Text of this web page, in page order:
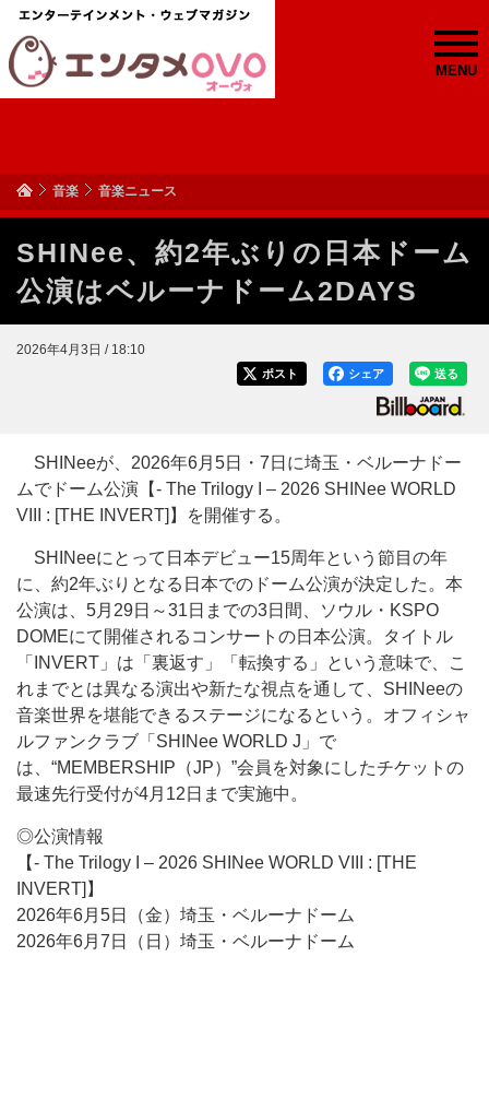
MENU
音楽 音楽ニュース
SHINee、約2年ぶりの日本ドーム
公演はベルーナドーム2DAYS
2026年4月3日 / 18:10
送る
シェア
ポスト
SHINeeが、2026年6月5日・7日に埼玉・ベルーナドー
ムでドーム公演【- The Trilogy I – 2026 SHINee WORLD
VIII : [THE INVERT]】を開催する。
SHINeeにとって日本デビュー15周年という節目の年
に、約2年ぶりとなる日本でのドーム公演が決定した。本
公演は、5月29日～31日までの3日間、ソウル・KSPO
DOMEにて開催されるコンサートの日本公演。タイトル
「INVERT」は「裏返す」「転換する」という意味で、こ
れまでとは異なる演出や新たな視点を通して、SHINeeの
音楽世界を堪能できるステージになるという。オフィシャ
ルファンクラブ「SHINee WORLD J」で
は、“MEMBERSHIP（JP）”会員を対象にしたチケットの
最速先行受付が4月12日まで実施中。
◎公演情報
【- The Trilogy I – 2026 SHINee WORLD VIII : [THE
INVERT]】
2026年6月5日（金）埼玉・ベルーナドーム
2026年6月7日（日）埼玉・ベルーナドーム